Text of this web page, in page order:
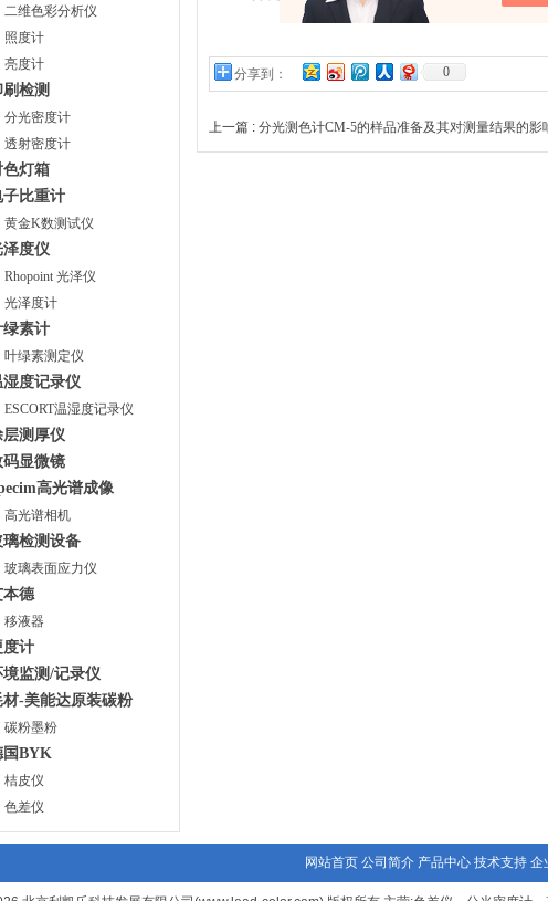
二维色彩分析仪
照度计
亮度计
刷检测
分光密度计
透射密度计
色灯箱
子比重计
黄金K数测试仪
泽度仪
Rhopoint 光泽仪
光泽度计
绿素计
叶绿素测定仪
湿度记录仪
ESCORT温湿度记录仪
层测厚仪
码显微镜
高光谱成像
高光谱相机
璃检测设备
玻璃表面应力仪
本德
移液器
度计
境监测/记录仪
材-美能达原装碳粉
碳粉墨粉
国BYK
桔皮仪
色差仪
分享到： 0
上一篇 : 分光测色计CM-5的样品准备及其对测量结果的影
网站首页 公司简介 产品中心 技术支持 企